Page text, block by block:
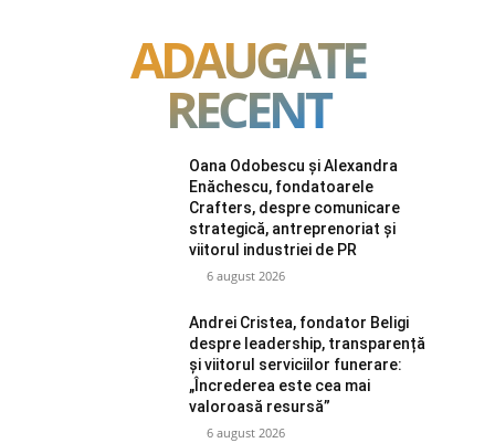
ADAUGATE
RECENT
Oana Odobescu și Alexandra
Enăchescu, fondatoarele
Crafters, despre comunicare
strategică, antreprenoriat și
viitorul industriei de PR
6 august 2026
Andrei Cristea, fondator Beligi
despre leadership, transparență
și viitorul serviciilor funerare:
„Încrederea este cea mai
valoroasă resursă”
6 august 2026